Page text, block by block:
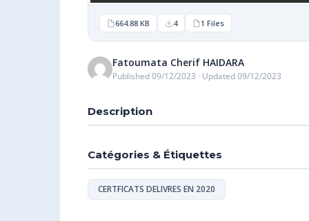
664.88 KB 4 1 Files
Fatoumata Cherif HAIDARA
Published 09/12/2023 · Updated 09/12/2023
Description
Catégories & Étiquettes
CERTFICATS DELIVRES EN 2020